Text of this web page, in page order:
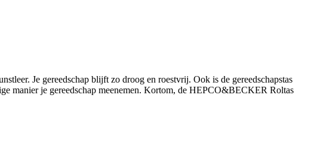
Je gereedschap blijft zo droog en roestvrij. Ook is de gereedschapstas
manier je gereedschap meenemen. Kortom, de HEPCO&BECKER Roltas